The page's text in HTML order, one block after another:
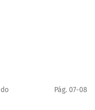
Pág. 07-08